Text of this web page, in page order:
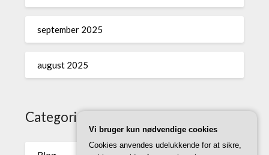
september 2025
august 2025
Categories
Vi bruger kun nødvendige cookies
Cookies anvendes udelukkende for at sikre,